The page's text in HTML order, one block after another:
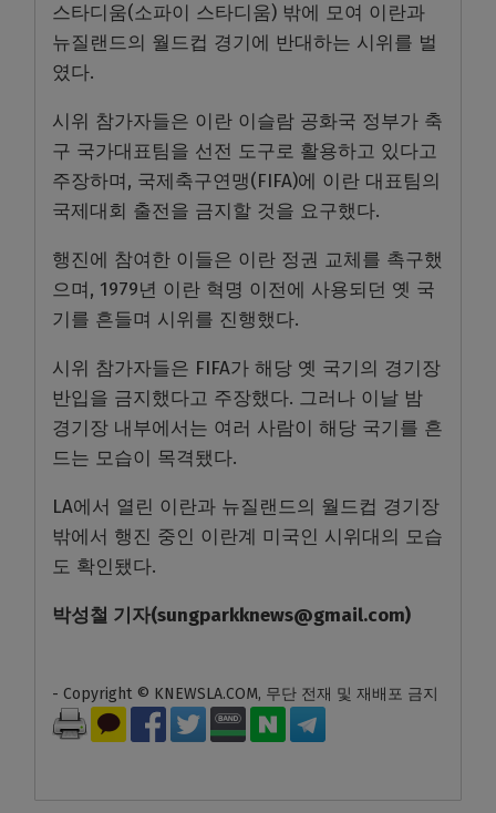
스타디움(소파이 스타디움) 밖에 모여 이란과
뉴질랜드의 월드컵 경기에 반대하는 시위를 벌
였다.
시위 참가자들은 이란 이슬람 공화국 정부가 축
구 국가대표팀을 선전 도구로 활용하고 있다고
주장하며, 국제축구연맹(FIFA)에 이란 대표팀의
국제대회 출전을 금지할 것을 요구했다.
행진에 참여한 이들은 이란 정권 교체를 촉구했
으며, 1979년 이란 혁명 이전에 사용되던 옛 국
기를 흔들며 시위를 진행했다.
시위 참가자들은 FIFA가 해당 옛 국기의 경기장
반입을 금지했다고 주장했다. 그러나 이날 밤
경기장 내부에서는 여러 사람이 해당 국기를 흔
드는 모습이 목격됐다.
LA에서 열린 이란과 뉴질랜드의 월드컵 경기장
밖에서 행진 중인 이란계 미국인 시위대의 모습
도 확인됐다.
박성철 기자(sungparkknews@gmail.com)
- Copyright © KNEWSLA.COM, 무단 전재 및 재배포 금지